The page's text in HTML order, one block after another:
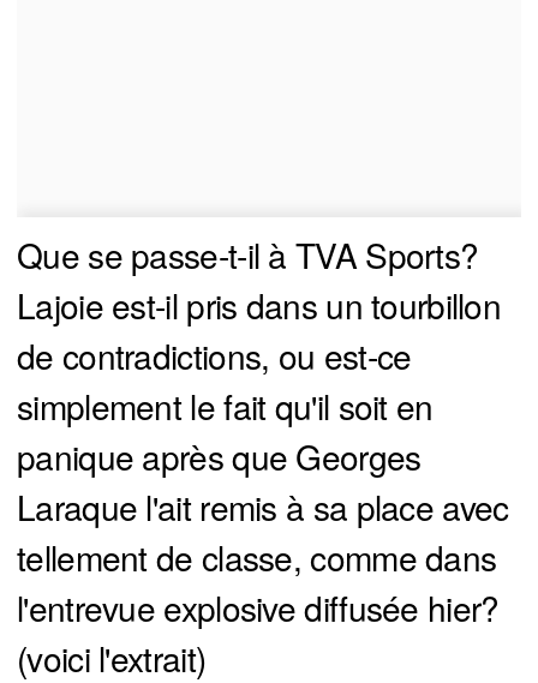
Que se passe-t-il à TVA Sports?
Lajoie est-il pris dans un tourbillon
de contradictions, ou est-ce
simplement le fait qu'il soit en
panique après que Georges
Laraque l'ait remis à sa place avec
tellement de classe, comme dans
l'entrevue explosive diffusée hier?
(voici l'extrait)